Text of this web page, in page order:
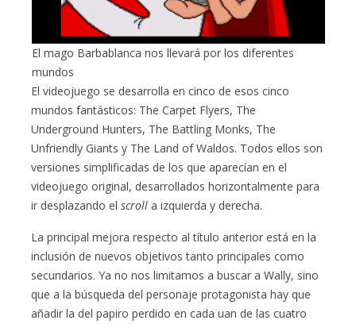
El mago Barbablanca nos llevará por los diferentes
mundos
El videojuego se desarrolla en cinco de esos cinco
mundos fantásticos: The Carpet Flyers, The
Underground Hunters, The Battling Monks, The
Unfriendly Giants y The Land of Waldos. Todos ellos son
versiones simplificadas de los que aparecían en el
videojuego original, desarrollados horizontalmente para
ir desplazando elscroll a izquierda y derecha.
La principal mejora respecto al título anterior está en la
inclusión de nuevos objetivos tanto principales como
secundarios. Ya no nos limitamos a buscar a Wally, sino
que a la búsqueda del personaje protagonista hay que
añadir la del papiro perdido en cada uan de las cuatro